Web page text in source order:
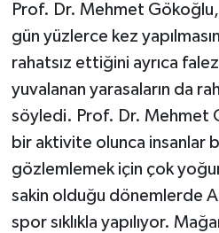
Prof. Dr. Mehmet
gün yüzlerce kez
rahatsız ettiğini ayrıca
yuvalanan yarasaların da
söyledi. Prof. Dr. Mehmet
bir aktivite olunca insanlar
gözlemlemek için çok
sakin olduğu dönemlerde
spor sıklıkla yapılıyor.